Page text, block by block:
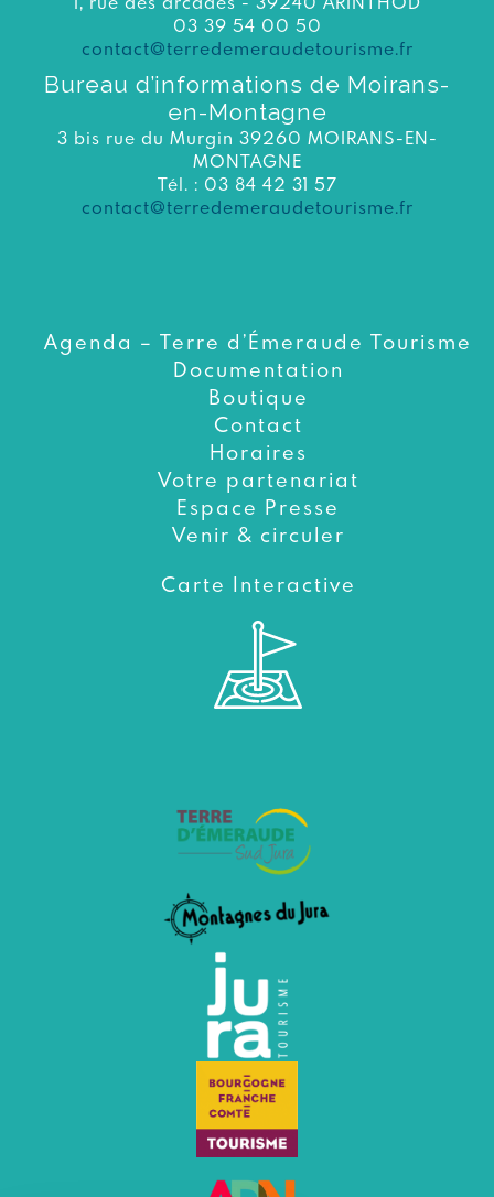
03 39 54 00 50
contact@terredemeraudetourisme.fr
Bureau d’informations de Moirans-
en-Montagne
3 bis rue du Murgin 39260 MOIRANS-EN-
MONTAGNE
Tél. : 03 84 42 31 57
contact@terredemeraudetourisme.fr
Agenda – Terre d’Émeraude Tourisme
Documentation
Boutique
Contact
Horaires
Votre partenariat
Espace Presse
Venir & circuler
Carte Interactive